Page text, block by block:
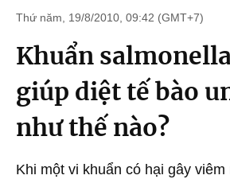
Thứ năm, 19/8/2010, 09:42 (GMT+7)
Khuẩn
giúp diệt tế bào
như thế nào?
Khi một vi khuẩn có hại gây viêm